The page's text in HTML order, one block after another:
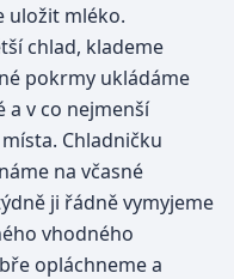
uložit mléko.
chlad, klademe
pokrmy ukládáme
a v co nejmenší
Chladničku
na včasné
ji řádně vymyjeme
vhodného
opláchneme a